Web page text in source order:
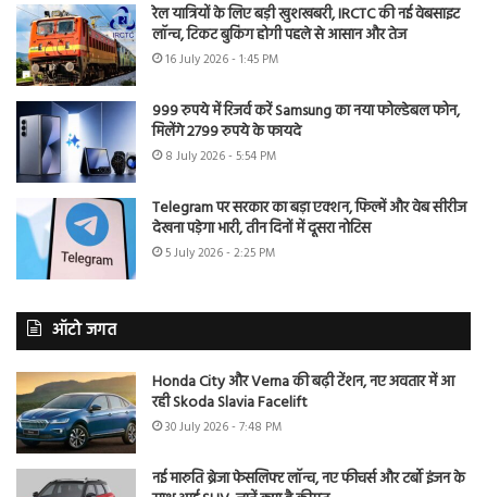
रेल यात्रियों के लिए बड़ी खुशखबरी, IRCTC की नई वेबसाइट
लॉन्च, टिकट बुकिंग होगी पहले से आसान और तेज
16 July 2026 - 1:45 PM
999 रुपये में रिजर्व करें Samsung का नया फोल्डेबल फोन,
मिलेंगे 2799 रुपये के फायदे
8 July 2026 - 5:54 PM
Telegram पर सरकार का बड़ा एक्शन, फिल्में और वेब सीरीज
देखना पड़ेगा भारी, तीन दिनों में दूसरा नोटिस
5 July 2026 - 2:25 PM
ऑटो जगत
Honda City और Verna की बढ़ी टेंशन, नए अवतार में आ
रही Skoda Slavia Facelift
30 July 2026 - 7:48 PM
नई मारुति ब्रेजा फेसलिफ्ट लॉन्च, नए फीचर्स और टर्बो इंजन के